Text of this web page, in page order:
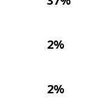
2%
2%